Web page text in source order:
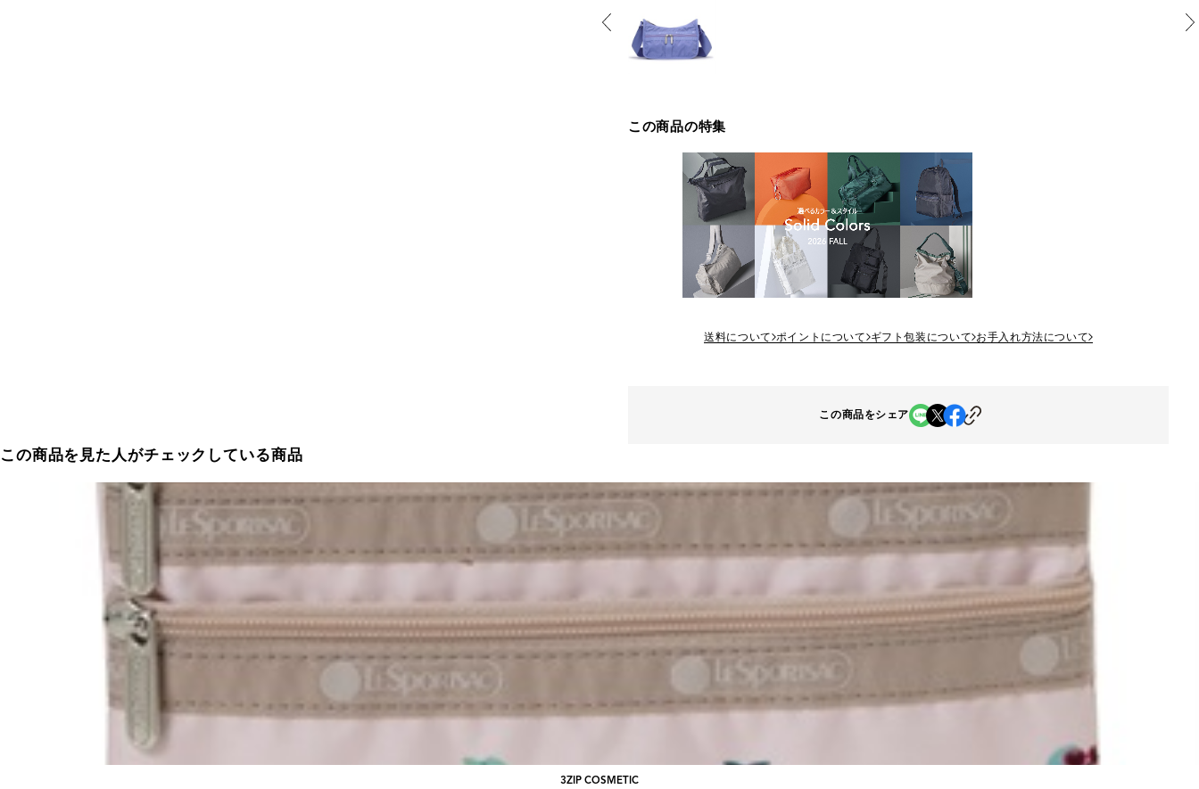
この商品の特集
送料について ポイントについて ギフト包装について お手入れ方法について
この商品をシェア
この商品を見た人がチェックしている商品
3ZIP COSMETIC